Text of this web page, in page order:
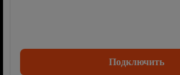
Подключить